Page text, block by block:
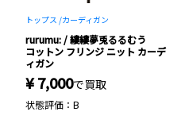
トップス /カーディガン
rurumu: / 縷縷夢兎るるむう
コットン フリンジ ニット カーデ
ィガン
¥ 7,000で買取
状態評価：B